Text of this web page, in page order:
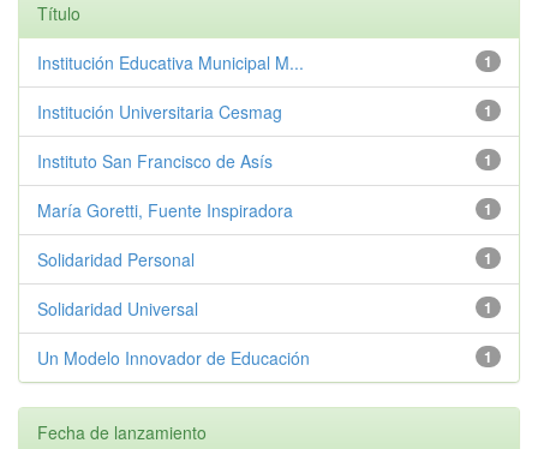
Título
1
Institución Educativa Municipal M...
1
Institución Universitaria Cesmag
1
Instituto San Francisco de Asís
1
María Goretti, Fuente Inspiradora
1
Solidaridad Personal
1
Solidaridad Universal
1
Un Modelo Innovador de Educación
Fecha de lanzamiento